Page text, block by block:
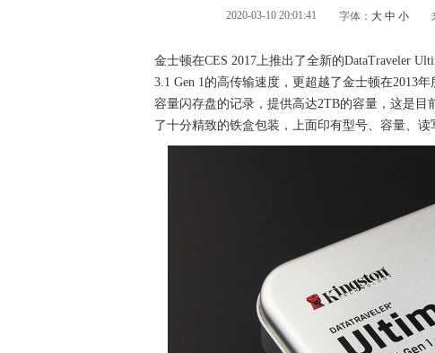
2020-03-10 20:01:41 字体： 大 中 小
金士顿在CES 2017上推出了全新的DataTraveler
3.1 Gen 1的高传输速度，更超越了金士顿在2013
容量闪存盘的记录，提供高达2TB的容量，这是
了十分精致的铁盒包装，上面印有型号、容量、读